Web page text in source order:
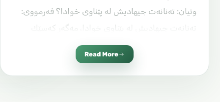
وتیان: ته‌نانه‌ت جیهادیش له‌ پێناوى خوادا؟ فه‌رمووی:
ته‌نانه‌ت جیهادیش له‌ پێناوی خوادا، مه‌گه‌ر كه‌سێك
به‌نه‌فس‌و ماڵی ده‌رچووبێت هیچ شتێكی له‌گه‌ڵ خۆی
وە کردەوەی چاک گشتگیرە هەموو جۆرەکانی پەرستش
Read More